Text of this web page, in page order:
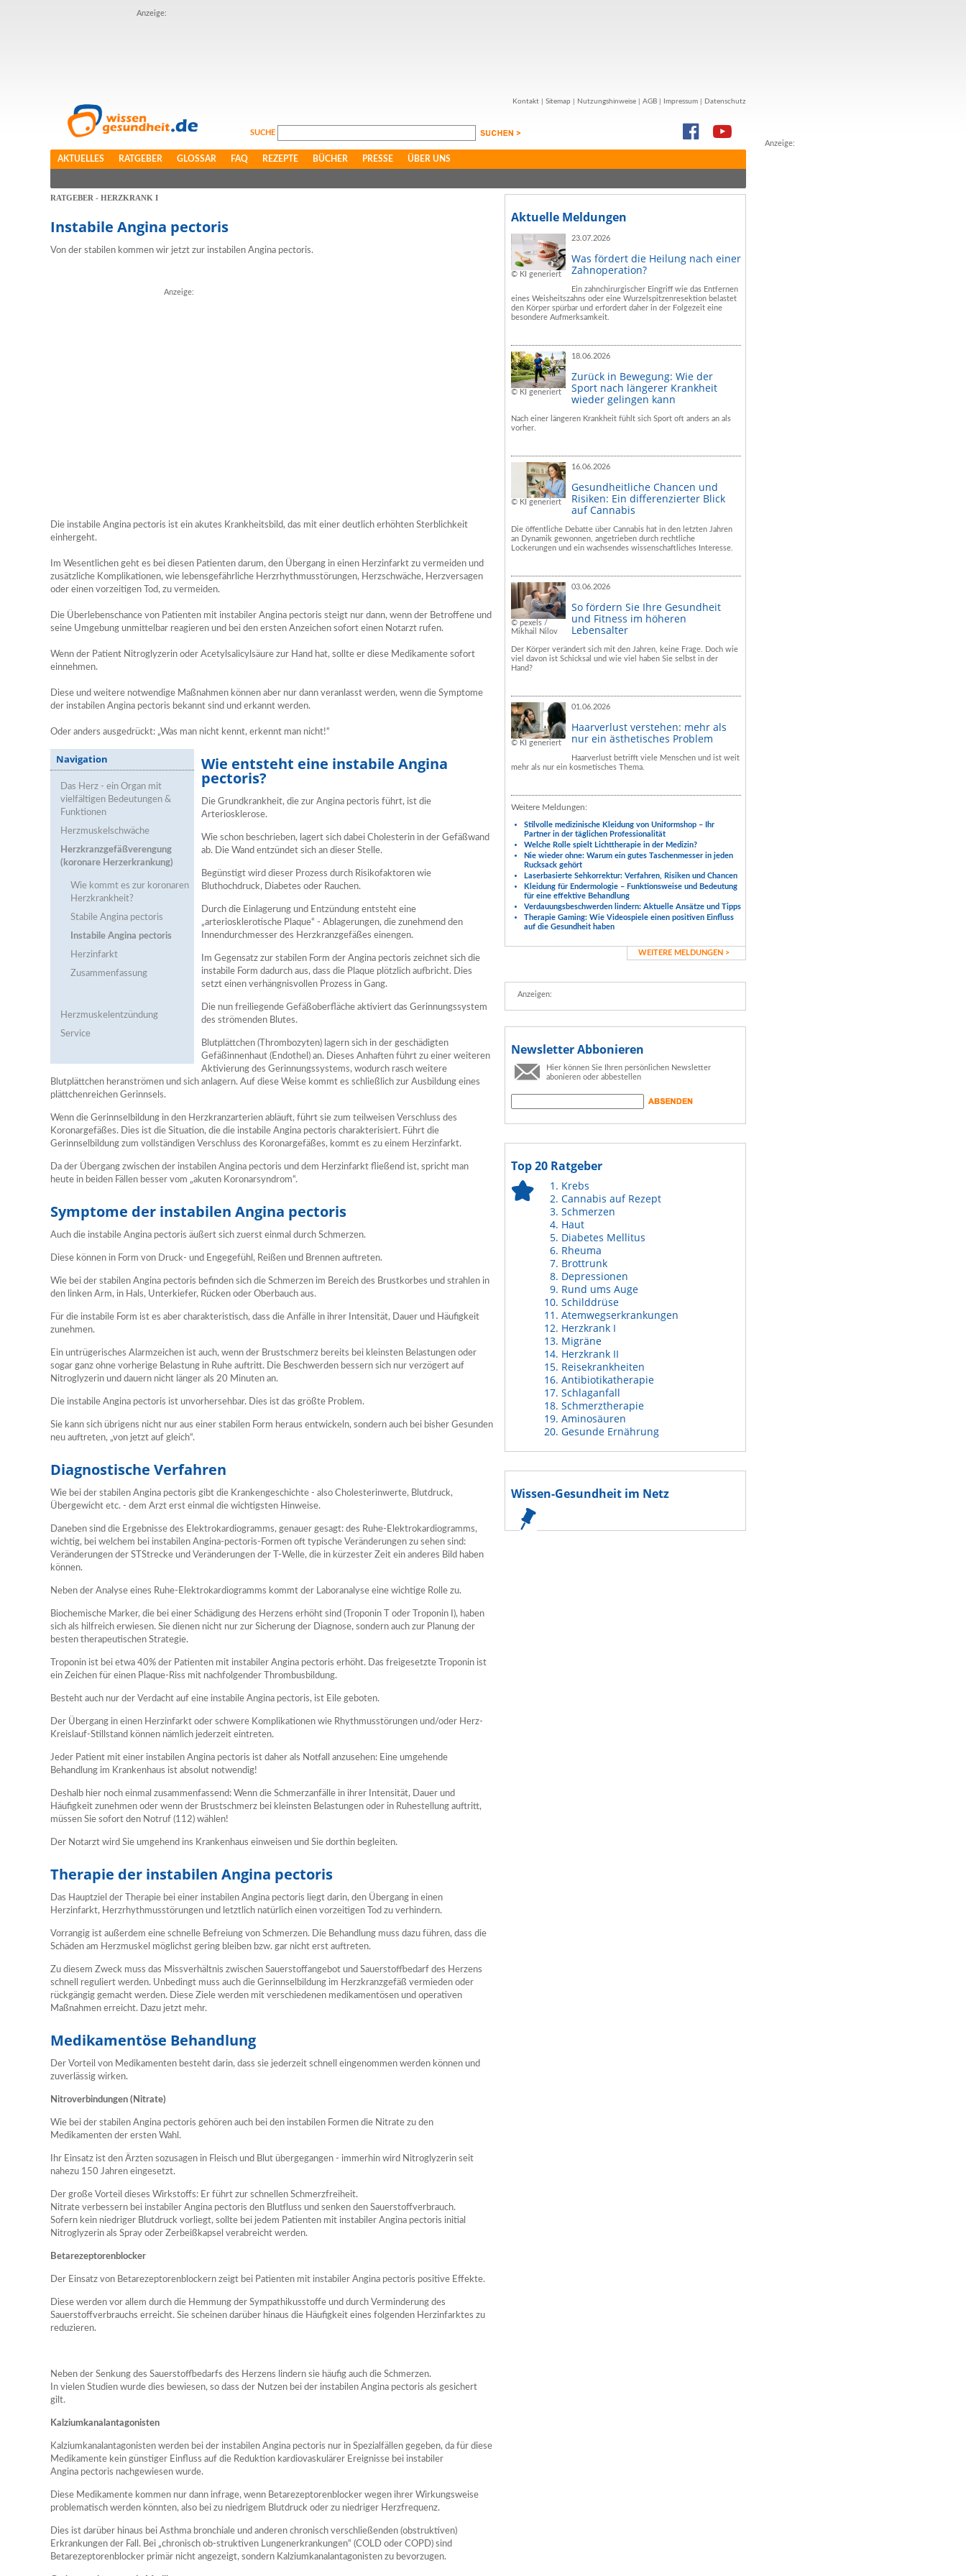
Anzeige:
Anzeige:
Kontakt Sitemap Nutzungshinweise AGB Impressum Datenschutz
SUCHE
AKTUELLES RATGEBER GLOSSAR FAQ REZEPTE BÜCHER PRESSE ÜBER UNS
RATGEBER - HERZKRANK I
Instabile Angina pectoris
Von der stabilen kommen wir jetzt zur instabilen Angina pectoris.
Anzeige:
Die instabile Angina pectoris ist ein akutes Krankheitsbild, das mit einer deutlich erhöhten Sterblichkeit
einhergeht.
Im Wesentlichen geht es bei diesen Patienten darum, den Übergang in einen Herzinfarkt zu vermeiden und
zusätzliche Komplikationen, wie lebensgefährliche Herzrhythmusstörungen, Herzschwäche, Herzversagen
oder einen vorzeitigen Tod, zu vermeiden.
Die Überlebenschance von Patienten mit instabiler Angina pectoris steigt nur dann, wenn der Betroffene und
seine Umgebung unmittelbar reagieren und bei den ersten Anzeichen sofort einen Notarzt rufen.
Wenn der Patient Nitroglyzerin oder Acetylsalicylsäure zur Hand hat, sollte er diese Medikamente sofort
einnehmen.
Diese und weitere notwendige Maßnahmen können aber nur dann veranlasst werden, wenn die Symptome
der instabilen Angina pectoris bekannt sind und erkannt werden.
Oder anders ausgedrückt: „Was man nicht kennt, erkennt man nicht!“
Navigation
Das Herz - ein Organ mit
vielfältigen Bedeutungen &
Funktionen
Herzmuskelschwäche
Herzkranzgefäßverengung
(koronare Herzerkrankung)
Wie kommt es zur koronaren
Herzkrankheit?
Stabile Angina pectoris
Instabile Angina pectoris
Herzinfarkt
Zusammenfassung
Herzmuskelentzündung
Service
Wie entsteht eine instabile Angina
pectoris?
Die Grundkrankheit, die zur Angina pectoris führt, ist die
Arteriosklerose.
Wie schon beschrieben, lagert sich dabei Cholesterin in der Gefäßwand
ab. Die Wand entzündet sich an dieser Stelle.
Begünstigt wird dieser Prozess durch Risikofaktoren wie
Bluthochdruck, Diabetes oder Rauchen.
Durch die Einlagerung und Entzündung entsteht eine
„arteriosklerotische Plaque“ - Ablagerungen, die zunehmend den
Innendurchmesser des Herzkranzgefäßes einengen.
Im Gegensatz zur stabilen Form der Angina pectoris zeichnet sich die
instabile Form dadurch aus, dass die Plaque plötzlich aufbricht. Dies
setzt einen verhängnisvollen Prozess in Gang.
Die nun freiliegende Gefäßoberfläche aktiviert das Gerinnungssystem
des strömenden Blutes.
Blutplättchen (Thrombozyten) lagern sich in der geschädigten
Gefäßinnenhaut (Endothel) an. Dieses Anhaften führt zu einer weiteren
Aktivierung des Gerinnungssystems, wodurch rasch weitere
Blutplättchen heranströmen und sich anlagern. Auf diese Weise kommt es schließlich zur Ausbildung eines
plättchenreichen Gerinnsels.
Wenn die Gerinnselbildung in den Herzkranzarterien abläuft, führt sie zum teilweisen Verschluss des
Koronargefäßes. Dies ist die Situation, die die instabile Angina pectoris charakterisiert. Führt die
Gerinnselbildung zum vollständigen Verschluss des Koronargefäßes, kommt es zu einem Herzinfarkt.
Da der Übergang zwischen der instabilen Angina pectoris und dem Herzinfarkt fließend ist, spricht man
heute in beiden Fällen besser vom „akuten Koronarsyndrom“.
Symptome der instabilen Angina pectoris
Auch die instabile Angina pectoris äußert sich zuerst einmal durch Schmerzen.
Diese können in Form von Druck- und Engegefühl, Reißen und Brennen auftreten.
Wie bei der stabilen Angina pectoris befinden sich die Schmerzen im Bereich des Brustkorbes und strahlen in
den linken Arm, in Hals, Unterkiefer, Rücken oder Oberbauch aus.
Für die instabile Form ist es aber charakteristisch, dass die Anfälle in ihrer Intensität, Dauer und Häufigkeit
zunehmen.
Ein untrügerisches Alarmzeichen ist auch, wenn der Brustschmerz bereits bei kleinsten Belastungen oder
sogar ganz ohne vorherige Belastung in Ruhe auftritt. Die Beschwerden bessern sich nur verzögert auf
Nitroglyzerin und dauern nicht länger als 20 Minuten an.
Die instabile Angina pectoris ist unvorhersehbar. Dies ist das größte Problem.
Sie kann sich übrigens nicht nur aus einer stabilen Form heraus entwickeln, sondern auch bei bisher Gesunden
neu auftreten, „von jetzt auf gleich“.
Diagnostische Verfahren
Wie bei der stabilen Angina pectoris gibt die Krankengeschichte - also Cholesterinwerte, Blutdruck,
Übergewicht etc. - dem Arzt erst einmal die wichtigsten Hinweise.
Daneben sind die Ergebnisse des Elektrokardiogramms, genauer gesagt: des Ruhe-Elektrokardiogramms,
wichtig, bei welchem bei instabilen Angina-pectoris-Formen oft typische Veränderungen zu sehen sind:
Veränderungen der STStrecke und Veränderungen der T-Welle, die in kürzester Zeit ein anderes Bild haben
können.
Neben der Analyse eines Ruhe-Elektrokardiogramms kommt der Laboranalyse eine wichtige Rolle zu.
Biochemische Marker, die bei einer Schädigung des Herzens erhöht sind (Troponin T oder Troponin I), haben
sich als hilfreich erwiesen. Sie dienen nicht nur zur Sicherung der Diagnose, sondern auch zur Planung der
besten therapeutischen Strategie.
Troponin ist bei etwa 40% der Patienten mit instabiler Angina pectoris erhöht. Das freigesetzte Troponin ist
ein Zeichen für einen Plaque-Riss mit nachfolgender Thrombusbildung.
Besteht auch nur der Verdacht auf eine instabile Angina pectoris, ist Eile geboten.
Der Übergang in einen Herzinfarkt oder schwere Komplikationen wie Rhythmusstörungen und/oder Herz-
Kreislauf-Stillstand können nämlich jederzeit eintreten.
Jeder Patient mit einer instabilen Angina pectoris ist daher als Notfall anzusehen: Eine umgehende
Behandlung im Krankenhaus ist absolut notwendig!
Deshalb hier noch einmal zusammenfassend: Wenn die Schmerzanfälle in ihrer Intensität, Dauer und
Häufigkeit zunehmen oder wenn der Brustschmerz bei kleinsten Belastungen oder in Ruhestellung auftritt,
müssen Sie sofort den Notruf (112) wählen!
Der Notarzt wird Sie umgehend ins Krankenhaus einweisen und Sie dorthin begleiten.
Therapie der instabilen Angina pectoris
Das Hauptziel der Therapie bei einer instabilen Angina pectoris liegt darin, den Übergang in einen
Herzinfarkt, Herzrhythmusstörungen und letztlich natürlich einen vorzeitigen Tod zu verhindern.
Vorrangig ist außerdem eine schnelle Befreiung von Schmerzen. Die Behandlung muss dazu führen, dass die
Schäden am Herzmuskel möglichst gering bleiben bzw. gar nicht erst auftreten.
Zu diesem Zweck muss das Missverhältnis zwischen Sauerstoffangebot und Sauerstoffbedarf des Herzens
schnell reguliert werden. Unbedingt muss auch die Gerinnselbildung im Herzkranzgefäß vermieden oder
rückgängig gemacht werden. Diese Ziele werden mit verschiedenen medikamentösen und operativen
Maßnahmen erreicht. Dazu jetzt mehr.
Medikamentöse Behandlung
Der Vorteil von Medikamenten besteht darin, dass sie jederzeit schnell eingenommen werden können und
zuverlässig wirken.
Nitroverbindungen (Nitrate)
Wie bei der stabilen Angina pectoris gehören auch bei den instabilen Formen die Nitrate zu den
Medikamenten der ersten Wahl.
Ihr Einsatz ist den Ärzten sozusagen in Fleisch und Blut übergegangen - immerhin wird Nitroglyzerin seit
nahezu 150 Jahren eingesetzt.
Der große Vorteil dieses Wirkstoffs: Er führt zur schnellen Schmerzfreiheit.
Nitrate verbessern bei instabiler Angina pectoris den Blutfluss und senken den Sauerstoffverbrauch.
Sofern kein niedriger Blutdruck vorliegt, sollte bei jedem Patienten mit instabiler Angina pectoris initial
Nitroglyzerin als Spray oder Zerbeißkapsel verabreicht werden.
Betarezeptorenblocker
Der Einsatz von Betarezeptorenblockern zeigt bei Patienten mit instabiler Angina pectoris positive Effekte.
Diese werden vor allem durch die Hemmung der Sympathikusstoffe und durch Verminderung des
Sauerstoffverbrauchs erreicht. Sie scheinen darüber hinaus die Häufigkeit eines folgenden Herzinfarktes zu
reduzieren.
Neben der Senkung des Sauerstoffbedarfs des Herzens lindern sie häufig auch die Schmerzen.
In vielen Studien wurde dies bewiesen, so dass der Nutzen bei der instabilen Angina pectoris als gesichert
gilt.
Kalziumkanalantagonisten
Kalziumkanalantagonisten werden bei der instabilen Angina pectoris nur in Spezialfällen gegeben, da für diese
Medikamente kein günstiger Einfluss auf die Reduktion kardiovaskulärer Ereignisse bei instabiler
Angina pectoris nachgewiesen wurde.
Diese Medikamente kommen nur dann infrage, wenn Betarezeptorenblocker wegen ihrer Wirkungsweise
problematisch werden könnten, also bei zu niedrigem Blutdruck oder zu niedriger Herzfrequenz.
Dies ist darüber hinaus bei Asthma bronchiale und anderen chronisch verschließenden (obstruktiven)
Erkrankungen der Fall. Bei „chronisch ob-struktiven Lungenerkrankungen“ (COLD oder COPD) sind
Betarezeptorenblocker primär nicht angezeigt, sondern Kalziumkanalantagonisten zu bevorzugen.
Aktuelle Meldungen
© KI generiert
23.07.2026
Was fördert die Heilung nach einer
Zahnoperation?
Ein zahnchirurgischer Eingriff wie das Entfernen
eines Weisheitszahns oder eine Wurzelspitzenresektion belastet
den Körper spürbar und erfordert daher in der Folgezeit eine
besondere Aufmerksamkeit.
© KI generiert
18.06.2026
Zurück in Bewegung: Wie der
Sport nach längerer Krankheit
wieder gelingen kann
Nach einer längeren Krankheit fühlt sich Sport oft anders an als
vorher.
© KI generiert
16.06.2026
Gesundheitliche Chancen und
Risiken: Ein differenzierter Blick
auf Cannabis
Die öffentliche Debatte über Cannabis hat in den letzten Jahren
an Dynamik gewonnen, angetrieben durch rechtliche
Lockerungen und ein wachsendes wissenschaftliches Interesse.
© pexels /
Mikhail Nilov
03.06.2026
So fördern Sie Ihre Gesundheit
und Fitness im höheren
Lebensalter
Der Körper verändert sich mit den Jahren, keine Frage. Doch wie
viel davon ist Schicksal und wie viel haben Sie selbst in der
Hand?
© KI generiert
01.06.2026
Haarverlust verstehen: mehr als
nur ein ästhetisches Problem
Haarverlust betrifft viele Menschen und ist weit
mehr als nur ein kosmetisches Thema.
Weitere Meldungen:
Stilvolle medizinische Kleidung von Uniformshop – Ihr
Partner in der täglichen Professionalität
Welche Rolle spielt Lichttherapie in der Medizin?
Nie wieder ohne: Warum ein gutes Taschenmesser in jeden
Rucksack gehört
Laserbasierte Sehkorrektur: Verfahren, Risiken und Chancen
Kleidung für Endermologie – Funktionsweise und Bedeutung
für eine effektive Behandlung
Verdauungsbeschwerden lindern: Aktuelle Ansätze und Tipps
Therapie Gaming: Wie Videospiele einen positiven Einfluss
auf die Gesundheit haben
WEITERE MELDUNGEN >
Anzeigen:
Newsletter Abbonieren
Hier können Sie Ihren persönlichen Newsletter
abonieren oder abbestellen
Top 20 Ratgeber
Krebs
Cannabis auf Rezept
Schmerzen
Haut
Diabetes Mellitus
Rheuma
Brottrunk
Depressionen
Rund ums Auge
Schilddrüse
Atemwegserkrankungen
Herzkrank I
Migräne
Herzkrank II
Reisekrankheiten
Antibiotikatherapie
Schlaganfall
Schmerztherapie
Aminosäuren
Gesunde Ernährung
Wissen-Gesundheit im Netz